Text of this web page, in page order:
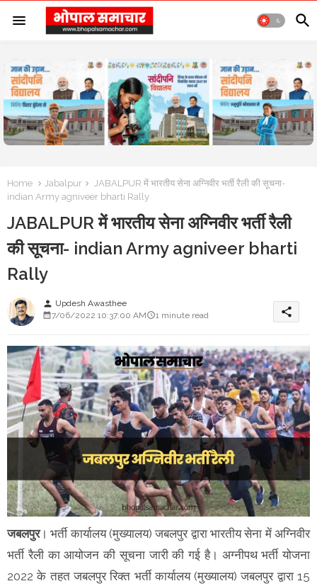
Home Jabalpur
JABALPUR में भारतीय सेना अग्निवीर भर्ती रैली की सूचना-
indian Army agniveer bharti Rally
JABALPUR में भारतीय सेना अग्निवीर भर्ती रैली
की सूचना- indian Army agniveer bharti
Rally
person Updesh Awasthee
7/06/2022 10:37:00 AM
1 minute read share
जबलपुर। भर्ती कार्यालय (मुख्यालय) जबलपुर द्वारा भारतीय सेना में अग्निवीर
भर्ती रैली का आयोजन की सूचना जारी की गई है। अग्नीपथ भर्ती योजना
2022 के तहत जबलपुर रिक्त भर्ती कार्यालय (मुख्यालय) जबलपुर द्वारा 15